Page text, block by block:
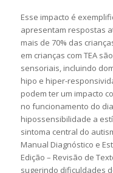
Esse impacto é
apresentam respostas
mais de 70% das
em crianças com TEA
sensoriais, incluindo
hipo e hiper-
podem ter um impacto
no funcionamento do
hipossensibilidade a
sintoma central do
Manual Diagnóstico e
Edição – Revisão de
sugerindo dificuldades